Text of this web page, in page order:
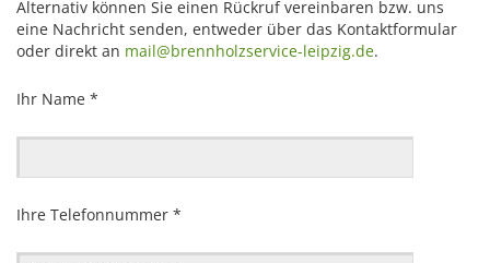
Alternativ können Sie einen Rückruf vereinbaren bzw. uns
eine Nachricht senden, entweder über das Kontaktformular
oder direkt an mail@brennholzservice-leipzig.de.
Ihr Name *
Ihre Telefonnummer *